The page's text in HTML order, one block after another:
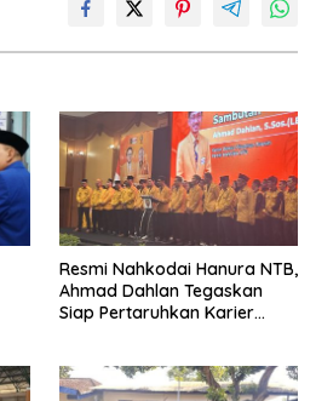
Resmi Nahkodai Hanura NTB,
Ahmad Dahlan Tegaskan
Siap Pertaruhkan Karier